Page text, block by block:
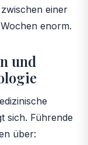
einer
enorm.
und
sich. Führende
über: